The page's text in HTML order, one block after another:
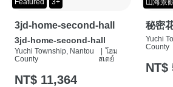
Featured 3+
3jd-home-second-hall
3jd-home-second-hall
Yuchi Township, Nantou
County
โฮม
สเตย์
NT$ 11,364
山海景
秘密
Yuchi
County
NT$